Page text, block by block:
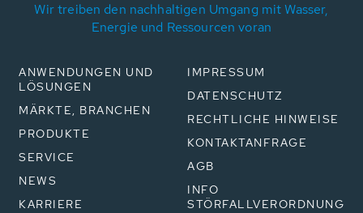
Wir treiben den nachhaltigen Umgang mit Wasser,
Energie und Ressourcen voran
ANWENDUNGEN UND
LÖSUNGEN
MÄRKTE, BRANCHEN
PRODUKTE
SERVICE
NEWS
KARRIERE
IMPRESSUM
DATENSCHUTZ
RECHTLICHE HINWEISE
KONTAKTANFRAGE
AGB
INFO
STÖRFALLVERORDNUNG